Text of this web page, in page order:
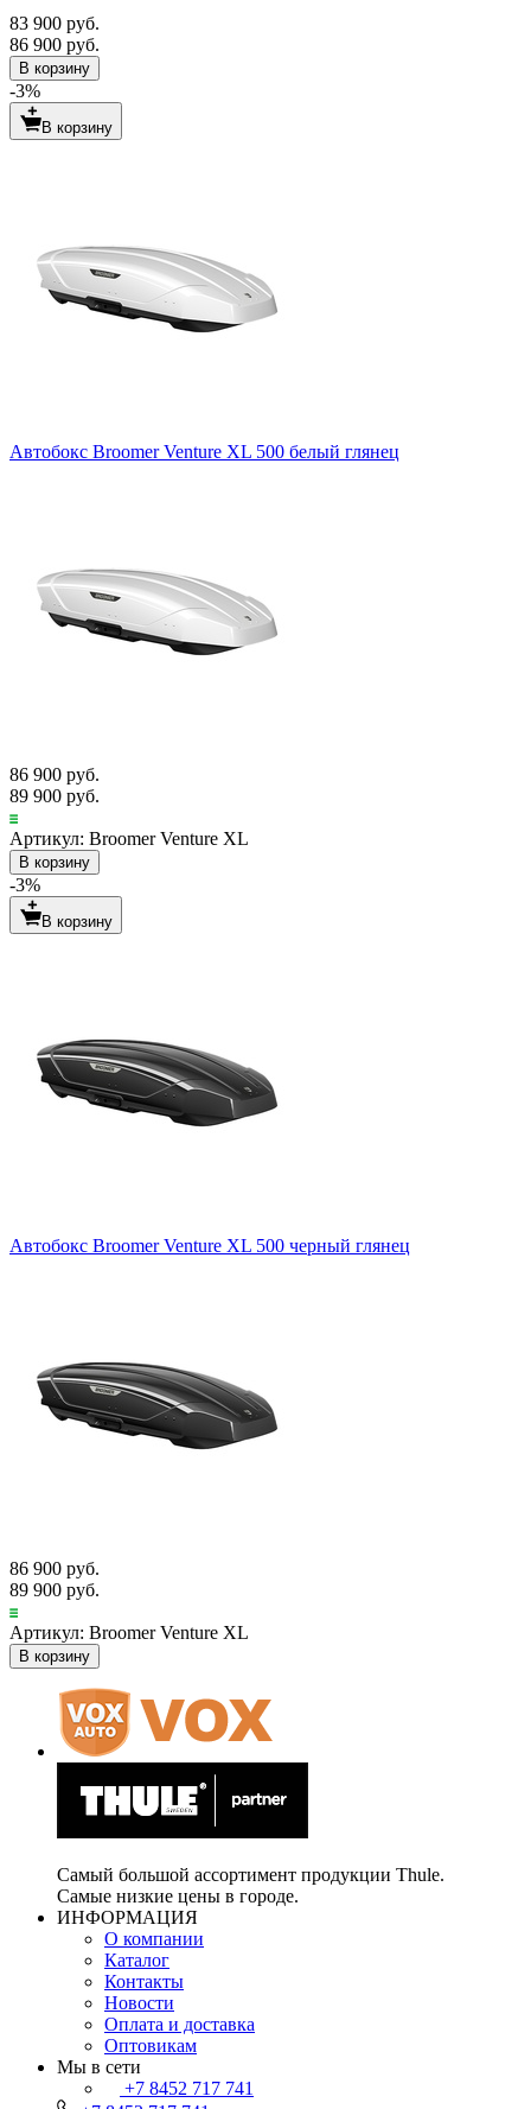
83 900 руб.
86 900 руб.
В корзину
-3%
В корзину
Автобокс Broomer Venture XL 500 белый глянец
86 900 руб.
89 900 руб.
Артикул: Broomer Venture XL
В корзину
-3%
В корзину
Автобокс Broomer Venture XL 500 черный глянец
86 900 руб.
89 900 руб.
Артикул: Broomer Venture XL
В корзину
Самый большой ассортимент продукции Thule.
Самые низкие цены в городе.
ИНФОРМАЦИЯ
О компании
Каталог
Контакты
Новости
Оплата и доставка
Оптовикам
Мы в сети
+7 8452 717 741